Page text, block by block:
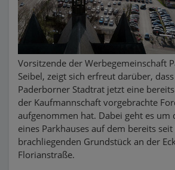
Vorsitzende der Werbegemeinschaft
Seibel, zeigt sich erfreut darüber,
Paderborner Stadtrat jetzt eine
der Kaufmannschaft vorgebrachte
aufgenommen hat. Dabei geht es um
eines Parkhauses auf dem bereits
brachliegenden Grundstück an der
Florianstraße.